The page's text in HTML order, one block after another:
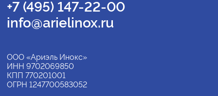
+7 (495) 147-22-00
info@arielinox.ru
ООО «Ариэль Инокс»
ИНН 9702069850
КПП 770201001
ОГРН 1247700583052